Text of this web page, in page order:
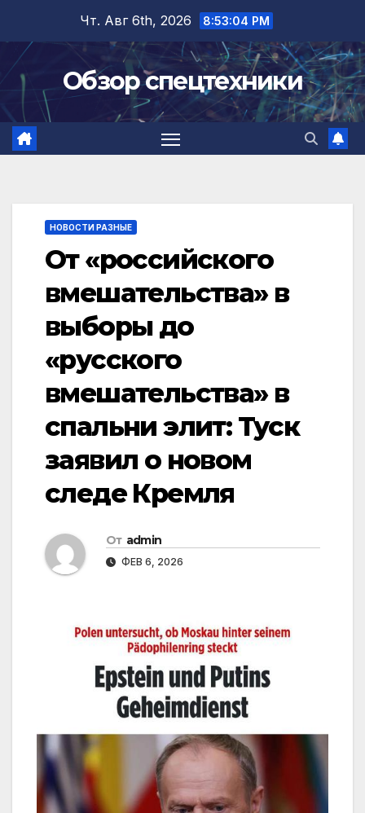
содержимому
Чт. Авг 6th, 2026 8:53:05 PM
Обзор спецтехники
НОВОСТИ РАЗНЫЕ
От «российского
вмешательства» в
выборы до
«русского
вмешательства» в
спальни элит: Туск
заявил о новом
следе Кремля
От admin
ФЕВ 6, 2026